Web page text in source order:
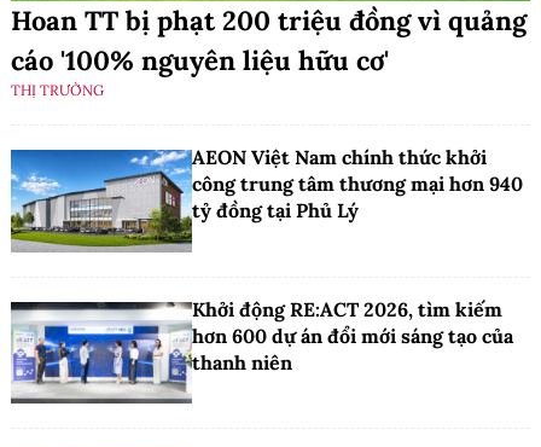
Hoan TT bị phạt 200 triệu đồng vì quảng
cáo '100% nguyên liệu hữu cơ'
THỊ TRƯỜNG
AEON Việt Nam chính thức khởi
công trung tâm thương mại hơn 940
tỷ đồng tại Phủ Lý
Khởi động RE:ACT 2026, tìm kiếm
hơn 600 dự án đổi mới sáng tạo của
thanh niên